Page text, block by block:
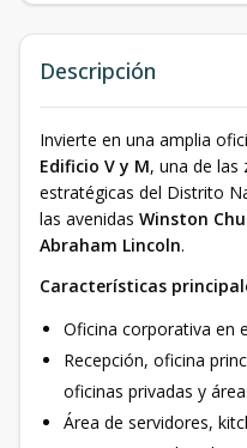
Descripción
Invierte en una amplia
Edificio V y M, una de las
estratégicas del Distrito
las avenidas Winston
Abraham Lincoln.
Características
Oficina corporativa en
Recepción, oficina
oficinas privadas y
Área de servidores,